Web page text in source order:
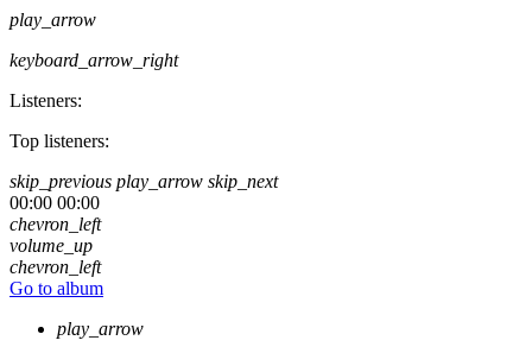
play_arrow
keyboard_arrow_right
Listeners:
Top listeners:
skip_previous play_arrow skip_next
00:00 00:00
chevron_left
volume_up
chevron_left
Go to album
play_arrow